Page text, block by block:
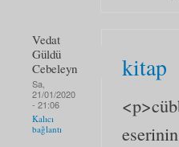
Vedat
Güldü
Cebeleyn
Sa,
21/01/2020
- 21:06
Kalıcı
bağlantı
kitap